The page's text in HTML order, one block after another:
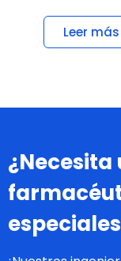
Leer más